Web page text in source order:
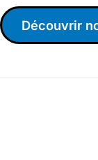
Découvrir